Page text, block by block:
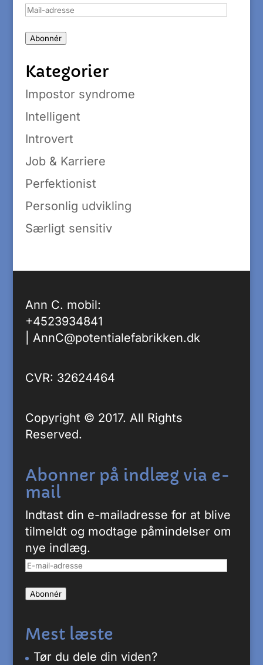
Mail-
Abonnér
Kategorier
Impostor syndrome
Intelligent
Introvert
Job & Karriere
Perfektionist
Personlig udvikling
Særligt sensitiv
Ann C. mobil:
+4523934841
AnnC@potentialefabrikken.dk
CVR: 32624464
Copyright © 2017. All Rights
Reserved.
Abonner på indlæg via e-
mail
Indtast din e-mailadresse for at blive
tilmeldt og modtage påmindelser om
nye indlæg.
E-
adresse
Abonnér
Mest læste
Tør du dele din viden?